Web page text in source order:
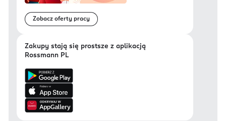
Zobacz oferty pracy
Zakupy stają się prostsze z aplikacją
Rossmann PL